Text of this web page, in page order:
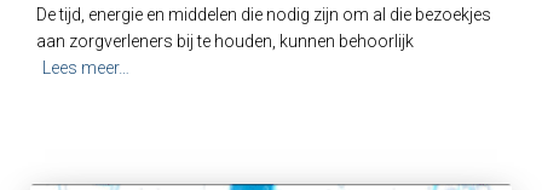
De tijd, energie en middelen die nodig zijn om al die bezoekjes
aan zorgverleners bij te houden, kunnen behoorlijk
Lees meer…